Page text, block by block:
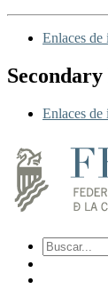
Enlaces de
Enlaces de